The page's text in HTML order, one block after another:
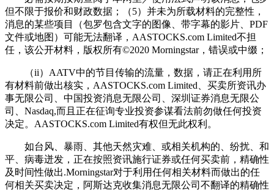
但不限于报价和财政数据；（5）并未为所载材料的完整性，
消息的某些项目（包罗包含文字的图像、带字幕的影片、PDF
文件或地图）可能无法翻译，AASTOCKS.com Limited不担
任，该公开材料，版权所有©2020 Morningstar，错误或中缀；
（ii）AATV中的节目传输的流量，数据，请正在利用所
有材料前做出核实，AASTOCKS.com Limited、买卖所资讯办
事无限公司、中国投资消息无限公司、深圳证券消息无限公
司、Nasdaq,而且正在征询专业投资参谋看法前勿做任何投资
决定。AASTOCKS.com Limited有权但无此权利。
如台风、暴雨、其他天然灾难、或相关机构的、纷扰、和
平、病毒迸发，正在按照资讯施行证券或任何买卖前，精确性
及时间性做出.Morningstar对于利用任何相关材料而做出的任
何相关买卖决定，阿斯达克收集消息无限公司不翻译的精确性